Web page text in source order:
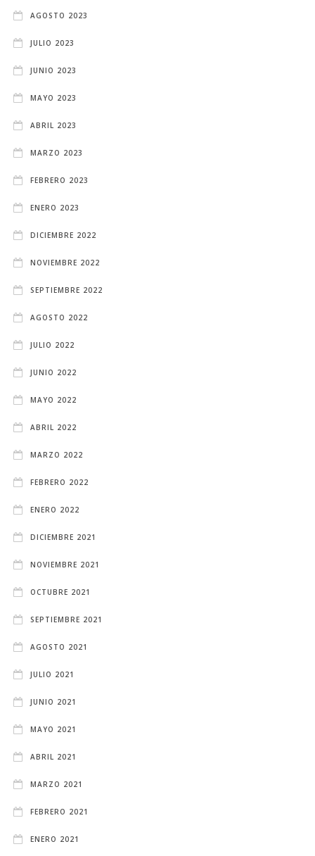
AGOSTO 2023
JULIO 2023
JUNIO 2023
MAYO 2023
ABRIL 2023
MARZO 2023
FEBRERO 2023
ENERO 2023
DICIEMBRE 2022
NOVIEMBRE 2022
SEPTIEMBRE 2022
AGOSTO 2022
JULIO 2022
JUNIO 2022
MAYO 2022
ABRIL 2022
MARZO 2022
FEBRERO 2022
ENERO 2022
DICIEMBRE 2021
NOVIEMBRE 2021
OCTUBRE 2021
SEPTIEMBRE 2021
AGOSTO 2021
JULIO 2021
JUNIO 2021
MAYO 2021
ABRIL 2021
MARZO 2021
FEBRERO 2021
ENERO 2021